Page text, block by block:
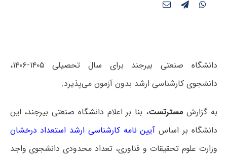
دانشگاه صنعتی بیرجند برای سال تحصیلی ۱۴۰۵-۱۴۰۶،
دانشجوی کارشناسی ارشد بدون آزمون می‌پذیرد.
به گزارشمسترتست، بنا بر اعلام دانشگاه صنعتی بیرجند، این
دانشگاه بر اساس آیین نامه کارشناسی ارشد استعداد درخشان
وزارت علوم تحقیقات و فناوری، تعداد محدودی دانشجوی واجد